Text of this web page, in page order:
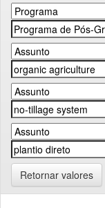
Retornar valores